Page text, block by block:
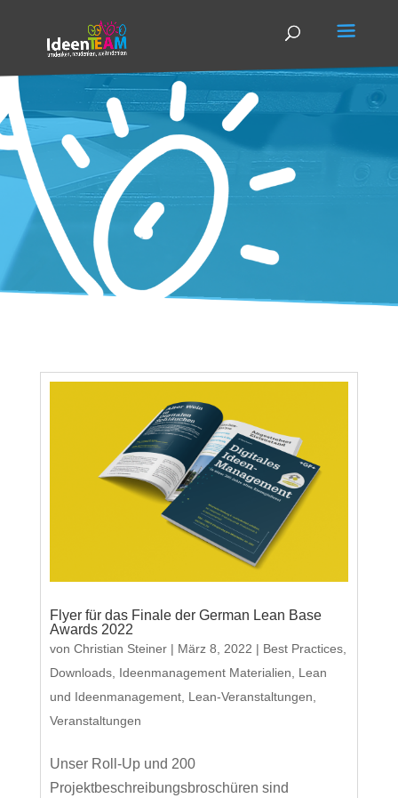
Flyer für das Finale der German Lean Base
Awards 2022
von Christian Steiner| März 8, 2022 | Best Practices,
Downloads, Ideenmanagement Materialien
Lean
und Ideenmanagement, Lean-Veranstaltungen
Veranstaltungen
Unser Roll-Up und 200
Projektbeschreibungsbroschüren sind